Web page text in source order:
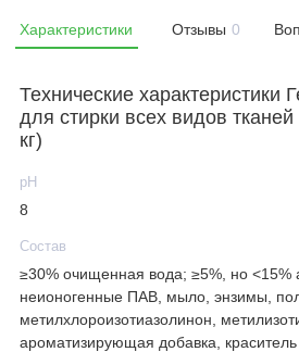
Характеристики Отзывы 0
Технические характеристики
для стирки всех видов
кг)
рН
8
Состав
≥30% очищенная вода; ≥5%, но
неионогенные ПАВ, мыло, энзимы,
метилхлороизотиазолинон,
ароматизирующая добавка, краситель